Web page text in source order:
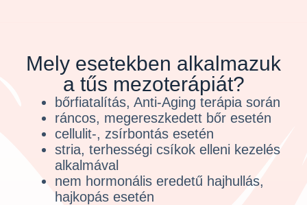
Mely esetekben alkalmazuk
a tűs mezoterápiát?
bőrfiatalítás, Anti-Aging terápia során
ráncos, megereszkedett bőr esetén
cellulit-, zsírbontás esetén
stria, terhességi csíkok elleni kezelés
alkalmával
nem hormonális eredetű hajhullás,
hajkopás esetén